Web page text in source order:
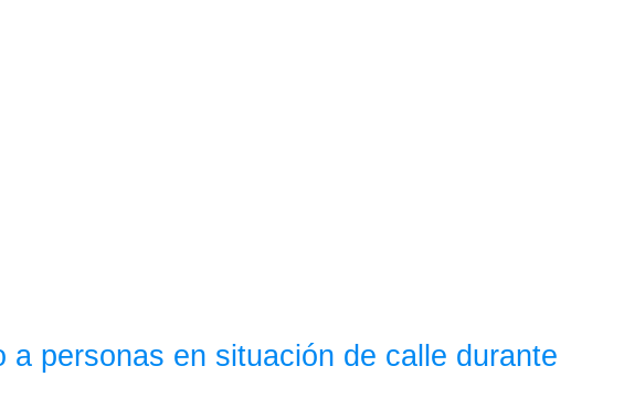
personas en situación de calle durante